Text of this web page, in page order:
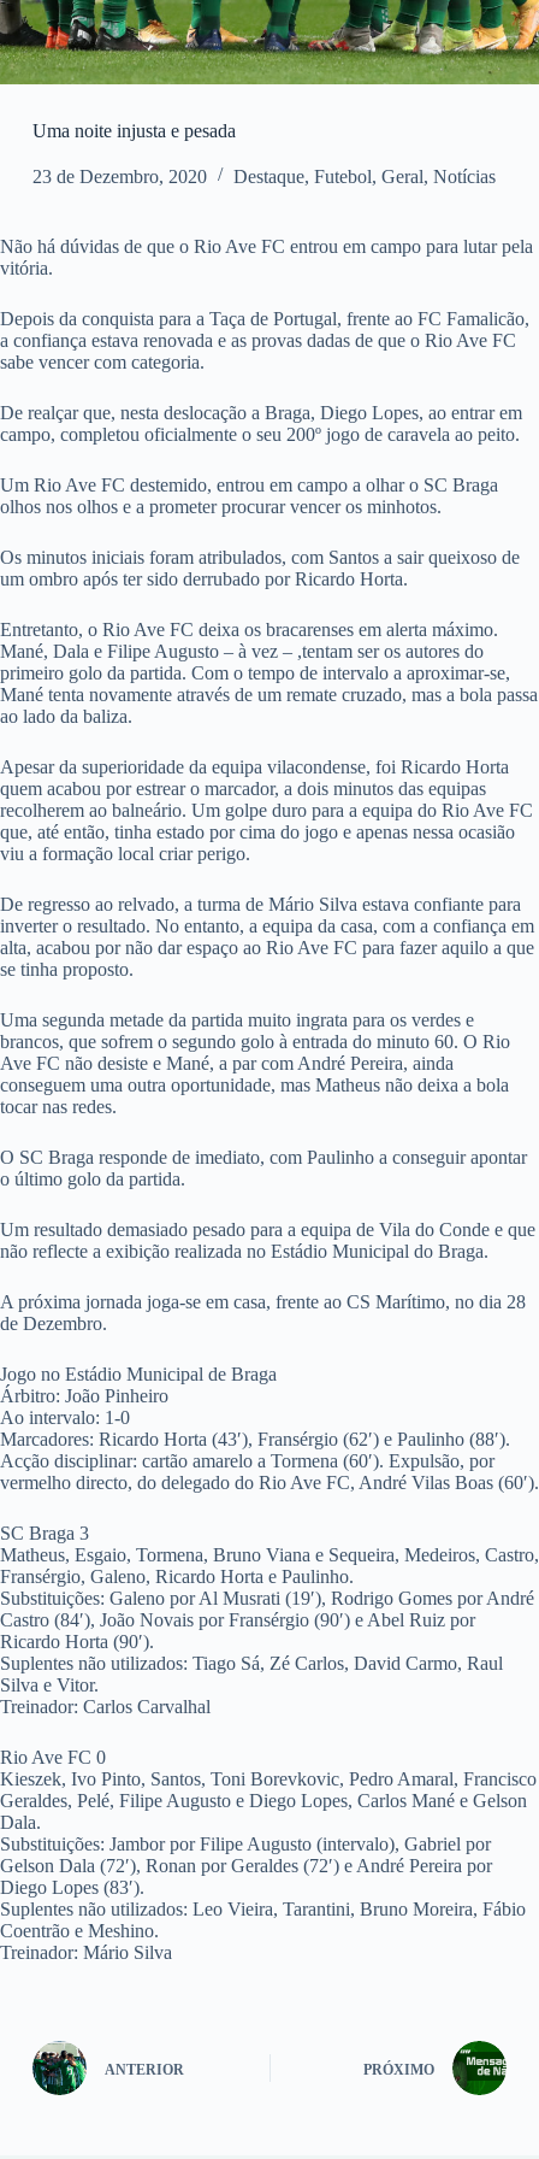
Uma noite injusta e pesada
23 de Dezembro, 2020 Destaque, Futebol, Geral, Notícias
Não há dúvidas de que o Rio Ave FC entrou em campo para lutar pela
vitória.
Depois da conquista para a Taça de Portugal, frente ao FC Famalicão,
a confiança estava renovada e as provas dadas de que o Rio Ave FC
sabe vencer com categoria.
De realçar que, nesta deslocação a Braga, Diego Lopes, ao entrar em
campo, completou oficialmente o seu 200º jogo de caravela ao peito.
Um Rio Ave FC destemido, entrou em campo a olhar o SC Braga
olhos nos olhos e a prometer procurar vencer os minhotos.
Os minutos iniciais foram atribulados, com Santos a sair queixoso de
um ombro após ter sido derrubado por Ricardo Horta.
Entretanto, o Rio Ave FC deixa os bracarenses em alerta máximo.
Mané, Dala e Filipe Augusto – à vez – ,tentam ser os autores do
primeiro golo da partida. Com o tempo de intervalo a aproximar-se,
Mané tenta novamente através de um remate cruzado, mas a bola passa
ao lado da baliza.
Apesar da superioridade da equipa vilacondense, foi Ricardo Horta
quem acabou por estrear o marcador, a dois minutos das equipas
recolherem ao balneário. Um golpe duro para a equipa do Rio Ave FC
que, até então, tinha estado por cima do jogo e apenas nessa ocasião
viu a formação local criar perigo.
De regresso ao relvado, a turma de Mário Silva estava confiante para
inverter o resultado. No entanto, a equipa da casa, com a confiança em
alta, acabou por não dar espaço ao Rio Ave FC para fazer aquilo a que
se tinha proposto.
Uma segunda metade da partida muito ingrata para os verdes e
brancos, que sofrem o segundo golo à entrada do minuto 60. O Rio
Ave FC não desiste e Mané, a par com André Pereira, ainda
conseguem uma outra oportunidade, mas Matheus não deixa a bola
tocar nas redes.
O SC Braga responde de imediato, com Paulinho a conseguir apontar
o último golo da partida.
Um resultado demasiado pesado para a equipa de Vila do Conde e que
não reflecte a exibição realizada no Estádio Municipal do Braga.
A próxima jornada joga-se em casa, frente ao CS Marítimo, no dia 28
de Dezembro.
Jogo no Estádio Municipal de Braga
Árbitro: João Pinheiro
Ao intervalo: 1-0
Marcadores: Ricardo Horta (43′), Fransérgio (62′) e Paulinho (88′).
Acção disciplinar: cartão amarelo a Tormena (60′). Expulsão, por
vermelho directo, do delegado do Rio Ave FC, André Vilas Boas (60′).
SC Braga 3
Matheus, Esgaio, Tormena, Bruno Viana e Sequeira, Medeiros, Castro,
Fransérgio, Galeno, Ricardo Horta e Paulinho.
Substituições: Galeno por Al Musrati (19′), Rodrigo Gomes por André
Castro (84′), João Novais por Fransérgio (90′) e Abel Ruiz por
Ricardo Horta (90′).
Suplentes não utilizados: Tiago Sá, Zé Carlos, David Carmo, Raul
Silva e Vitor.
Treinador: Carlos Carvalhal
Rio Ave FC 0
Kieszek, Ivo Pinto, Santos, Toni Borevkovic, Pedro Amaral, Francisco
Geraldes, Pelé, Filipe Augusto e Diego Lopes, Carlos Mané e Gelson
Dala.
Substituições: Jambor por Filipe Augusto (intervalo), Gabriel por
Gelson Dala (72′), Ronan por Geraldes (72′) e André Pereira por
Diego Lopes (83′).
Suplentes não utilizados: Leo Vieira, Tarantini, Bruno Moreira, Fábio
Coentrão e Meshino.
Treinador: Mário Silva
ANTERIOR PRÓXIMO